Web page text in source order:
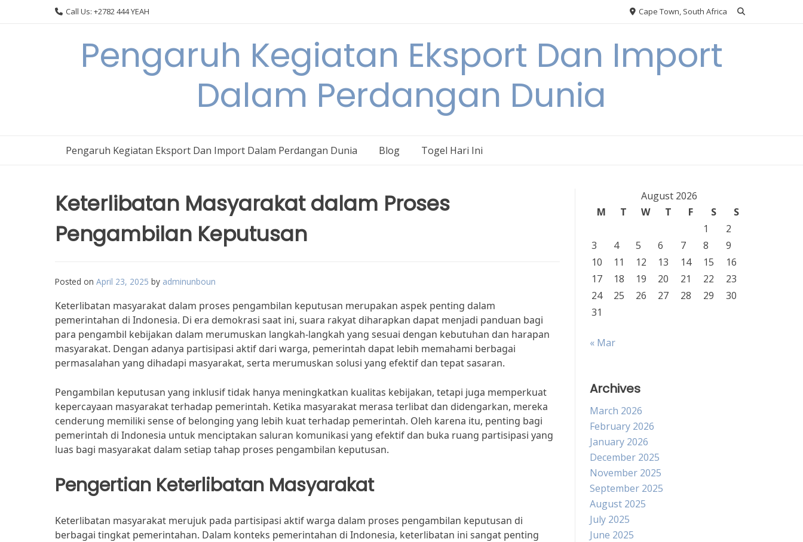
Call Us: +2782 444 YEAH Cape Town, South Africa
Pengaruh Kegiatan Eksport Dan Import
Dalam Perdangan Dunia
Pengaruh Kegiatan Eksport Dan Import Dalam Perdangan Dunia Blog Togel Hari Ini
Keterlibatan Masyarakat dalam Proses
Pengambilan Keputusan
Posted on April 23, 2025 by adminunboun
Keterlibatan masyarakat dalam proses pengambilan keputusan merupakan aspek penting dalam
pemerintahan di Indonesia. Di era demokrasi saat ini, suara rakyat diharapkan dapat menjadi panduan bagi
para pengambil kebijakan dalam merumuskan langkah-langkah yang sesuai dengan kebutuhan dan harapan
masyarakat. Dengan adanya partisipasi aktif dari warga, pemerintah dapat lebih memahami berbagai
permasalahan yang dihadapi masyarakat, serta merumuskan solusi yang efektif dan tepat sasaran.
Pengambilan keputusan yang inklusif tidak hanya meningkatkan kualitas kebijakan, tetapi juga memperkuat
kepercayaan masyarakat terhadap pemerintah. Ketika masyarakat merasa terlibat dan didengarkan, mereka
cenderung memiliki sense of belonging yang lebih kuat terhadap pemerintah. Oleh karena itu, penting bagi
pemerintah di Indonesia untuk menciptakan saluran komunikasi yang efektif dan buka ruang partisipasi yang
luas bagi masyarakat dalam setiap tahap proses pengambilan keputusan.
Pengertian Keterlibatan Masyarakat
Keterlibatan masyarakat merujuk pada partisipasi aktif warga dalam proses pengambilan keputusan di
berbagai tingkat pemerintahan. Dalam konteks pemerintahan di Indonesia, keterlibatan ini sangat penting
August 2026
M
T W T F S
S
1
2
3
4 5 6 7 8
9
10
11 12 13 14 15
16
17
18 19 20 21 22
23
24
25 26 27 28 29
30
31
« Mar
Archives
March 2026
February 2026
January 2026
December 2025
November 2025
September 2025
August 2025
July 2025
June 2025